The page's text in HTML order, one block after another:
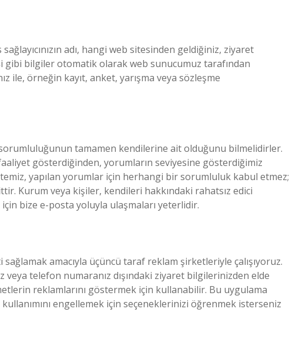
adı, hangi web sitesinden geldiğiniz, ziyaret
bilgiler otomatik olarak web sunucumuz tarafından
ile, örneğin kayıt, anket, yarışma veya sözleşme
tamamen kendilerine ait olduğunu bilmelidirler.
gösterdiğinden, yorumların seviyesine gösterdiğimiz
yapılan yorumlar için herhangi bir sorumluluk kabul etmez;
Kurum veya kişiler, kendileri hakkındaki rahatsız edici
bize e-posta yoluyla ulaşmaları yeterlidir.
amacıyla üçüncü taraf reklam şirketleriyle çalışıyoruz.
veya telefon numaranız dışındaki ziyaret bilgilerinizden elde
reklamlarını göstermek için kullanabilir. Bu uygulama
engellemek için seçeneklerinizi öğrenmek isterseniz